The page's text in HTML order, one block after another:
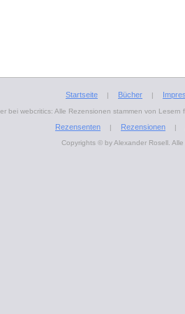
Startseite | Bücher |
bei webcritics: Alle Rezensionen stammen von Lesern
Rezensenten
| Rezensionen |
Copyrights © by Alexander Rosell.